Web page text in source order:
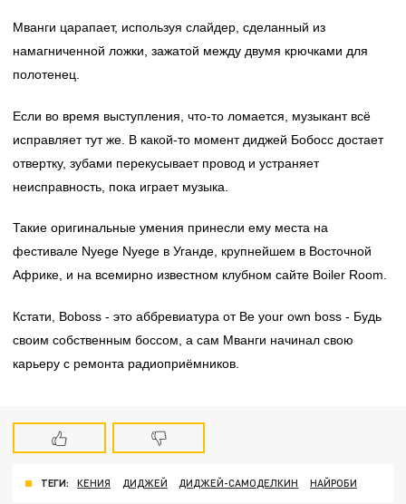
Мванги царапает, используя слайдер, сделанный из
намагниченной ложки, зажатой между двумя крючками для
полотенец.
Если во время выступления, что-то ломается, музыкант всё
исправляет тут же. В какой-то момент диджей Бобосс достает
отвертку, зубами перекусывает провод и устраняет
неисправность, пока играет музыка.
Такие оригинальные умения принесли ему места на
фестивале Nyege Nyege в Уганде, крупнейшем в Восточной
Африке, и на всемирно известном клубном сайте Boiler Room.
Кстати, Boboss - это аббревиатура от Be your own boss - Будь
своим собственным боссом, а сам Мванги начинал свою
карьеру с ремонта радиоприёмников.
ТЕГИ: КЕНИЯ ДИДЖЕЙ ДИДЖЕЙ-САМОДЕЛКИН НАЙРОБИ